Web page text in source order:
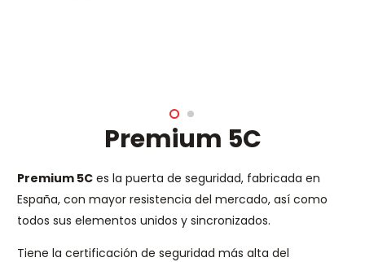
Premium 5C
Premium 5C es la puerta de seguridad, fabricada en
España, con mayor resistencia del mercado, así como
todos sus elementos unidos y sincronizados.
Tiene la certificación de seguridad más alta del